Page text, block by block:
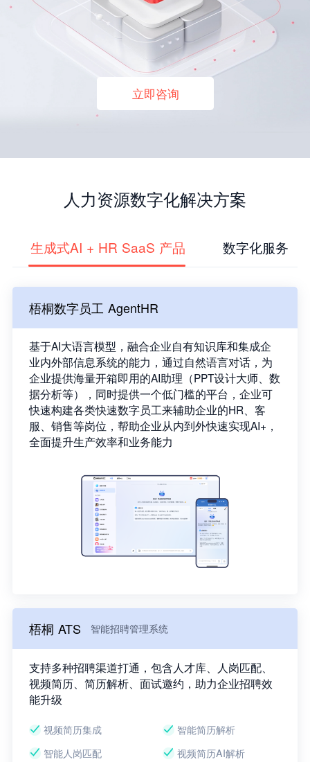
立即咨询
人力资源数字化解决方案
生成式AI + HR SaaS 产品 数字化服务
梧桐数字员工 AgentHR
基于AI大语言模型，融合企业自有知识库和集成企
业内外部信息系统的能力，通过自然语言对话，为
企业提供海量开箱即用的AI助理（PPT设计大师、数
据分析等），同时提供一个低门槛的平台，企业可
快速构建各类快速数字员工来辅助企业的HR、客
服、销售等岗位，帮助企业从内到外快速实现AI+，
全面提升生产效率和业务能力
梧桐 ATS 智能招聘管理系统
支持多种招聘渠道打通，包含人才库、人岗匹配、
视频简历、简历解析、面试邀约，助力企业招聘效
能升级
视频简历集成
智能简历解析
智能人岗匹配
视频简历AI解析